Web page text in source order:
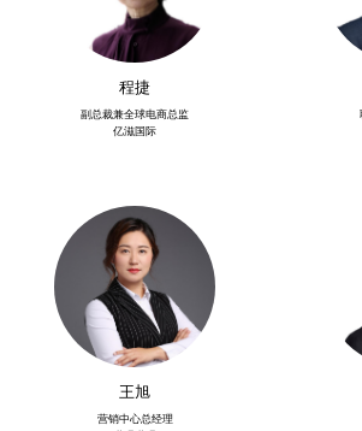
程捷
副总裁兼全球电商总监
亿滋国际
王旭
营销中心总经理